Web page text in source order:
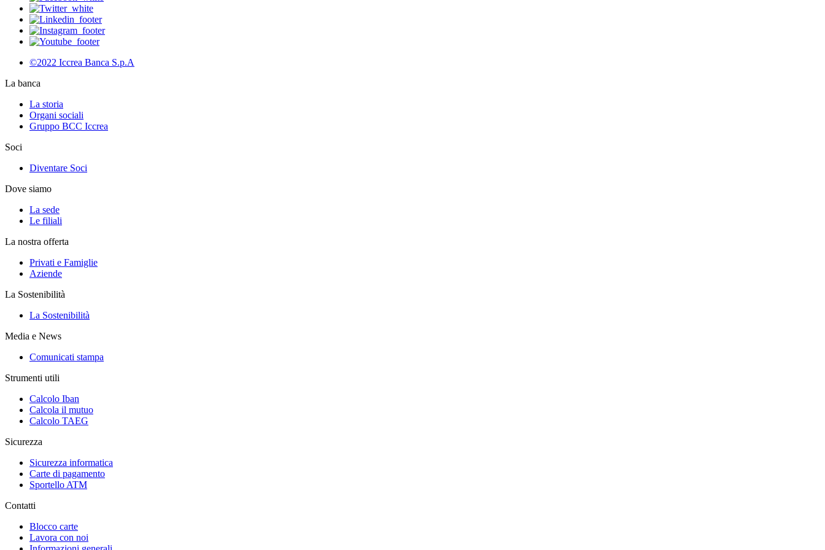
©2022 Iccrea Banca S.p.A
La banca
La storia
Organi sociali
Gruppo BCC Iccrea
Soci
Diventare Soci
Dove siamo
La sede
Le filiali
La nostra offerta
Privati e Famiglie
Aziende
La Sostenibilità
La Sostenibilità
Media e News
Comunicati stampa
Strumenti utili
Calcolo Iban
Calcola il mutuo
Calcolo TAEG
Sicurezza
Sicurezza informatica
Carte di pagamento
Sportello ATM
Contatti
Blocco carte
Lavora con noi